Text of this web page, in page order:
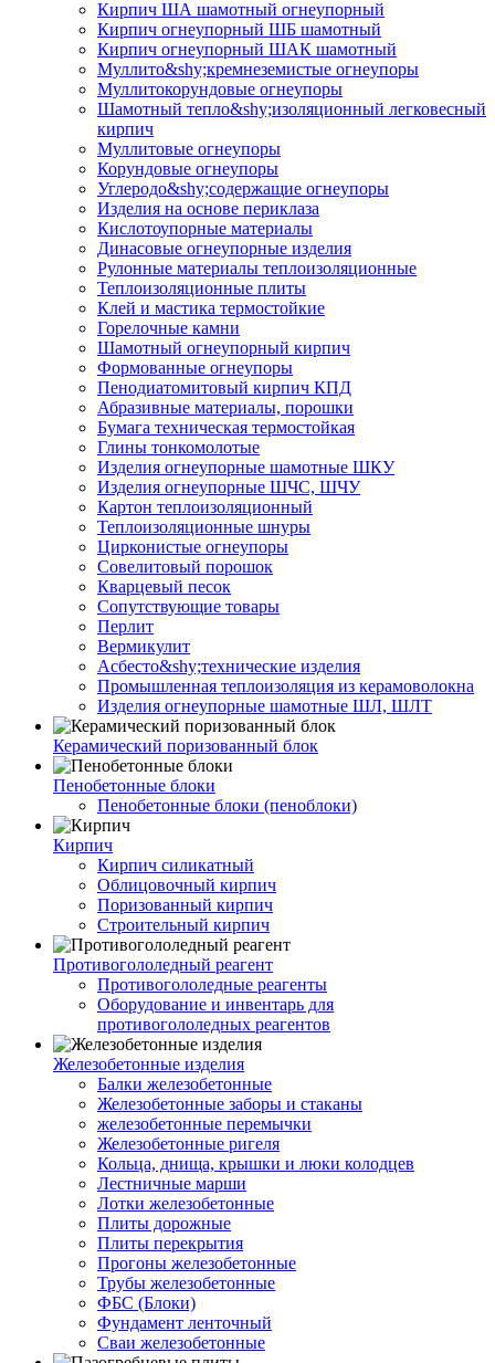
Кирпич ША шамотный огнеупорный
Кирпич огнеупорный ШБ шамотный
Кирпич огнеупорный ШАК шамотный
Муллито&shy;­кремнеземистые огнеупоры
Муллито­корундовые огнеупоры
Шамотный тепло&shy;изоляционный легковесный
кирпич
Муллитовые огнеупоры
Корундовые огнеупоры
Углеродо&shy;содержащие огнеупоры
Изделия на основе периклаза
Кислотоупорные материалы
Динасовые огнеупорные изделия
Рулонные материалы теплоизоляционные
Тепло­изоляционные плиты
Клей и мастика термостойкие
Горелочные камни
Шамотный огнеупорный кирпич
Формованные огнеупоры
Пенодиатомитовый кирпич КПД
Абразивные материалы, порошки
Бумага техническая термостойкая
Глины тонкомолотые
Изделия огнеупорные шамотные ШКУ
Изделия огнеупорные ШЧС, ШЧУ
Картон теплоизоляционный
Теплоизоляционные шнуры
Цирконистые огнеупоры
Совелитовый порошок
Кварцевый песок
Сопутствующие товары
Перлит
Вермикулит
Асбесто&shy;технические изделия
Промышленная теплоизоляция из керамоволокна
Изделия огнеупорные шамотные ШЛ, ШЛТ
Керамический поризованный блок
Пенобетонные блоки
Пенобетонные блоки (пеноблоки)
Кирпич
Кирпич силикатный
Облицовочный кирпич
Поризованный кирпич
Строительный кирпич
Противогололедный реагент
Противогололедные реагенты
Оборудование и инвентарь для
противогололедных реагентов
Железобетонные изделия
Балки железобетонные
Железобетонные заборы и стаканы
железобетонные перемычки
Железобетонные ригеля
Кольца, днища, крышки и люки колодцев
Лестничные марши
Лотки железобетонные
Плиты дорожные
Плиты перекрытия
Прогоны железобетонные
Трубы железобетонные
ФБС (Блоки)
Фундамент ленточный
Сваи железобетонные